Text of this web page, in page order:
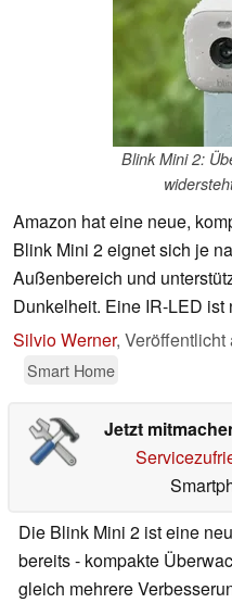
Blink Mini 2:
Amazon hat eine neue,
Blink Mini 2 eignet sich je
Außenbereich und
Dunkelheit. Eine IR-LED ist
Silvio Werner, Veröffentlicht
Smart Home
Jetzt
Die Blink Mini 2 ist eine
bereits - kompakte
gleich mehrere